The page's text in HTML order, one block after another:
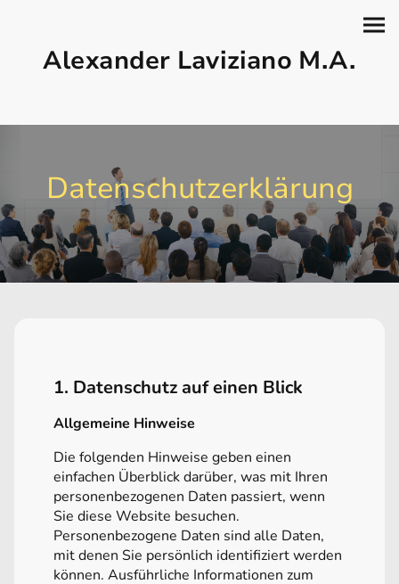
Alexander Laviziano M.A.
Datenschutzerklärung
1. Datenschutz auf einen Blick
Allgemeine Hinweise
Die folgenden Hinweise geben einen
einfachen Überblick darüber, was mit Ihren
personenbezogenen Daten passiert, wenn
Sie diese Website besuchen.
Personenbezogene Daten sind alle Daten,
mit denen Sie persönlich identifiziert werden
können. Ausführliche Informationen zum